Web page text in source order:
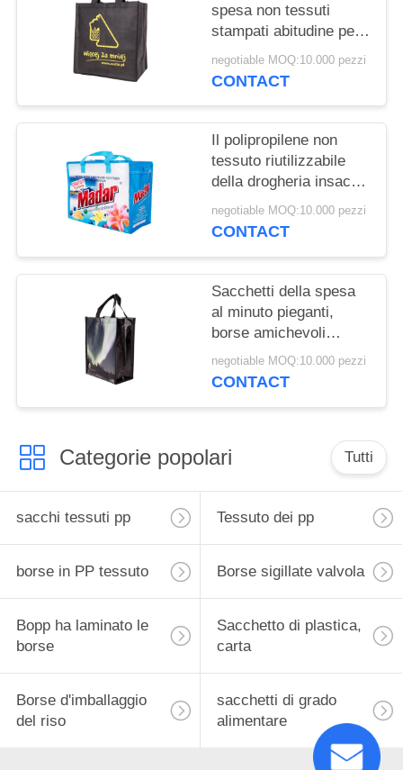
spesa non tessuti
stampati abitudine per
il supermercato
promozionale
negotiable MOQ:10.000 pezzi
CONTACT
Il polipropilene non
tessuto riutilizzabile
della drogheria insacca
l'alta resistenza Eco
amichevole
negotiable MOQ:10.000 pezzi
CONTACT
Sacchetti della spesa
al minuto pieganti,
borse amichevoli
promozionali stampate
di Eco del polipropilene
negotiable MOQ:10.000 pezzi
CONTACT
Categorie popolari Tutti
sacchi tessuti pp Tessuto dei pp
borse in PP tessuto Borse sigillate valvola
Bopp ha laminato le
borse
Sacchetto di plastica,
carta
Borse d'imballaggio
del riso
sacchetti di grado
alimentare